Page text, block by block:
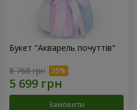
Букет "Акварель почуттів"
8 768 грн
Замовити